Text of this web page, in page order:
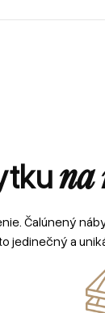
na
Čalúnený
jedinečný a